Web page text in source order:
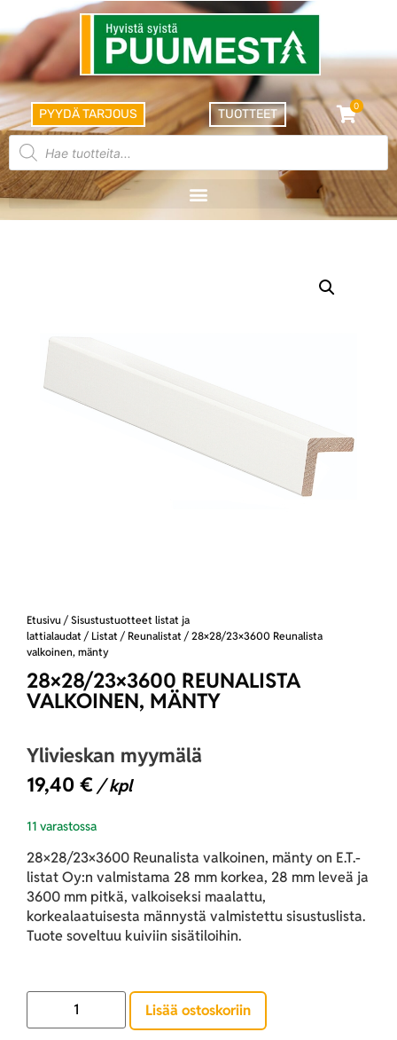
PYYDÄ TARJOUS TUOTTEET
0
Etusivu / Sisustustuotteet listat ja
lattialaudat / Listat / Reunalistat / 28×28/23×3600 Reunalista
valkoinen, mänty
28×28/23×3600 REUNALISTA
VALKOINEN, MÄNTY
Ylivieskan myymälä
19,40 € / kpl
11 varastossa
28×28/23×3600 Reunalista valkoinen, mänty on E.T.-
listat Oy:n valmistama 28 mm korkea, 28 mm leveä ja
3600 mm pitkä, valkoiseksi maalattu,
korkealaatuisesta männystä valmistettu sisustuslista.
Tuote soveltuu kuiviin sisätiloihin.
Lisää ostoskoriin